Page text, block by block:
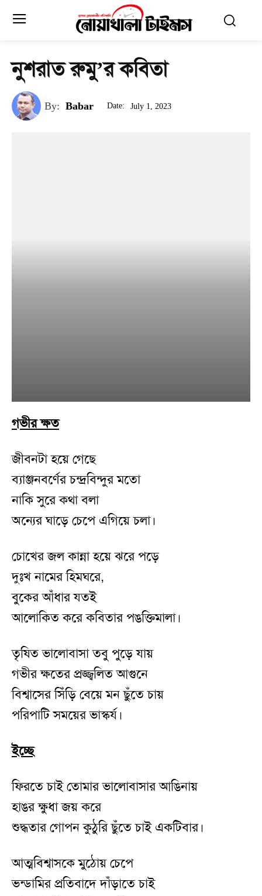
নুশরাত রুমু’র কবিতা
By: Babar Date: July 1, 2023
গভীর ক্ষত
জীবনটা হয়ে গেছে
ব্যাঞ্জনবর্ণের চন্দ্রবিন্দুর মতো
নাকি সুরে কথা বলা
অন্যের ঘাড়ে চেপে এগিয়ে চলা।
চোখের জল কান্না হয়ে ঝরে পড়ে
দুঃখ নামের হিমঘরে,
বুকের আঁধার যতই
আলোকিত করে কবিতার পঙক্তিমালা।
তৃষিত ভালোবাসা তবু পুড়ে যায়
গভীর ক্ষতের প্রজ্জ্বলিত আগুনে
বিশ্বাসের সিঁড়ি বেয়ে মন ছুঁতে চায়
পরিপাটি সময়ের ভাস্কর্য।
ইচ্ছে
ফিরতে চাই তোমার ভালোবাসার আঙিনায়
হাঙর ক্ষুধা জয় করে
শুদ্ধতার গোপন কুঠুরি ছুঁতে চাই একটিবার।
আত্মবিশ্বাসকে মুঠোয় চেপে
ভন্ডামির প্রতিবাদে দাঁড়াতে চাই